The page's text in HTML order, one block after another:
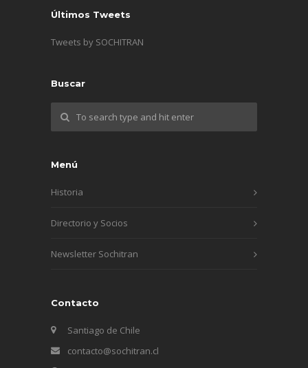
Últimos Tweets
Tweets by SOCHITRAN
Buscar
Menú
Historia
Directorio y Socios
Newsletter Sochitran
Contacto
Santiago de Chile
contacto@sochitran.cl